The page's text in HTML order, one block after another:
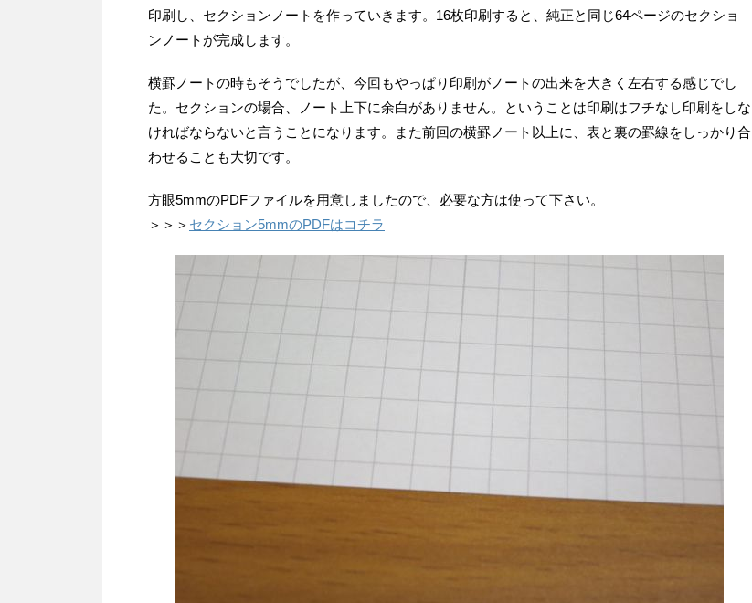
印刷し、セクションノートを作っていきます。16枚印刷すると、純正と同じ64ページのセクショ
ンノートが完成します。
横罫ノートの時もそうでしたが、今回もやっぱり印刷がノートの出来を大きく左右する感じでし
た。セクションの場合、ノート上下に余白がありません。ということは印刷はフチなし印刷をしな
ければならないと言うことになります。また前回の横罫ノート以上に、表と裏の罫線をしっかり合
わせることも大切です。
方眼5mmのPDFファイルを用意しましたので、必要な方は使って下さい。
＞＞＞ セクション5mmのPDFはコチラ